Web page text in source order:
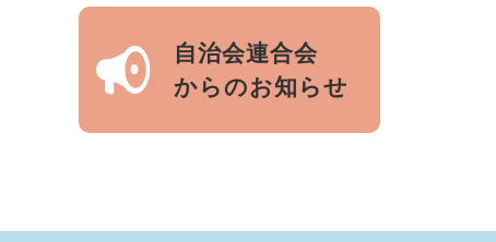
自治会連合会
からのお知らせ